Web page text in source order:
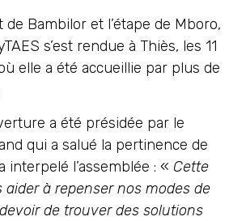
Bambilor et l’étape de Mboro,
s’est rendue à Thiès, les 11
elle a été accueillie par plus de
a été présidée par le
qui a salué la pertinence de
l’assemblée : « Cette
à repenser nos modes de
de trouver des solutions